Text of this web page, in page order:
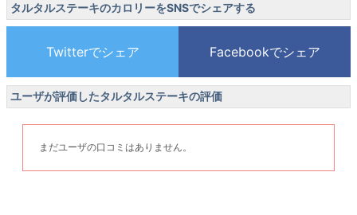
タルタルステーキのカロリーをSNSでシェアする
ユーザが評価したタルタルステーキの評価
まだユーザの口コミはありません。